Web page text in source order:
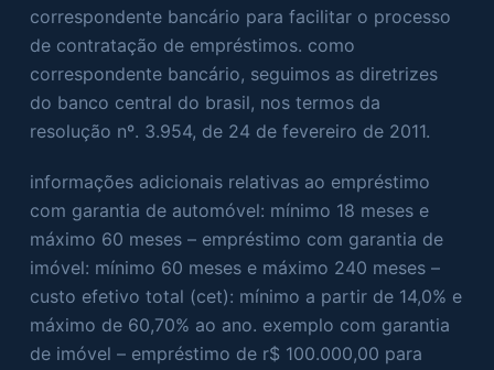
correspondente bancário para facilitar o processo
de contratação de empréstimos. como
correspondente bancário, seguimos as diretrizes
do banco central do brasil, nos termos da
resolução nº. 3.954, de 24 de fevereiro de 2011.
informações adicionais relativas ao empréstimo
com garantia de automóvel: mínimo 18 meses e
máximo 60 meses – empréstimo com garantia de
imóvel: mínimo 60 meses e máximo 240 meses –
custo efetivo total (cet): mínimo a partir de 14,0% e
máximo de 60,70% ao ano. exemplo com garantia
de imóvel – empréstimo de r$ 100.000,00 para